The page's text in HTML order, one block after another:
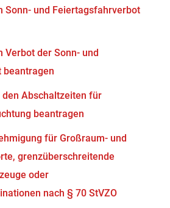
Sonn- und Feiertagsfahrverbot
Verbot der Sonn- und
beantragen
Abschaltzeiten für
beantragen
für Großraum- und
grenzüberschreitende
oder
nach § 70 StVZO